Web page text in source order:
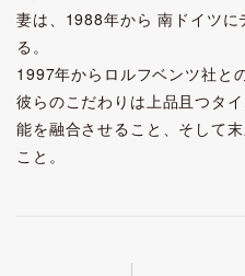
妻は、1988年から 南ドイツ
る。
1997年からロルフベンツ社と
彼らのこだわりは上品且つタ
能を融合させること、そして
こと。